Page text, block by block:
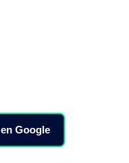
Google